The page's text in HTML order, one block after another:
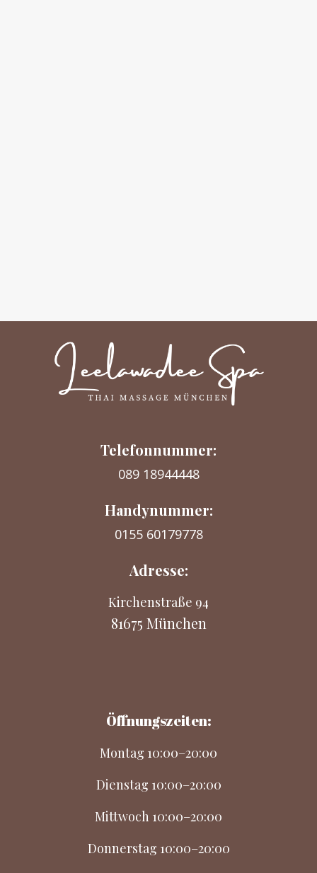
Telefonnummer:
089 18944448
Handynummer:
0155 60179778
Adresse:
Kirchenstraße 94
81675 München
Öffnungszeiten:
Montag 10:00–20:00
Dienstag 10:00–20:00
Mittwoch 10:00–20:00
Donnerstag 10:00–20:00